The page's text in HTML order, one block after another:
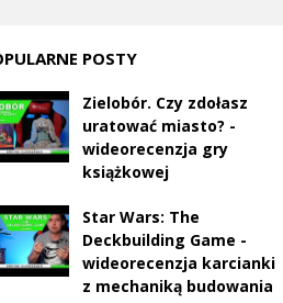
POSTY
Zielobór. Czy zdołasz
uratować miasto? -
wideorecenzja gry
książkowej
Star Wars: The
Deckbuilding Game -
wideorecenzja karcianki
z mechaniką budowania